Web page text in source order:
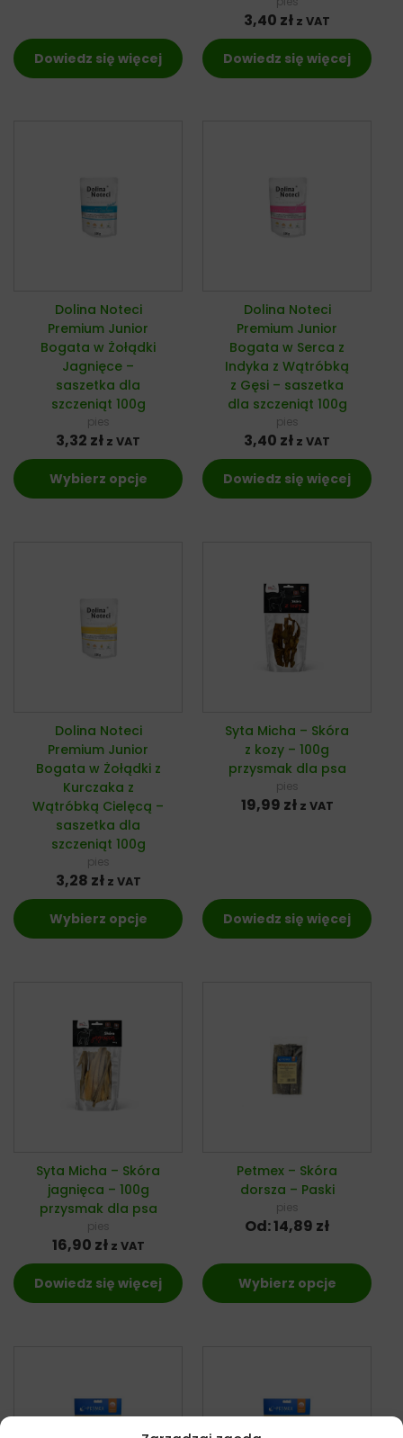
Dowiedz się więcej
3,40 zł z VAT
Dowiedz się więcej
Dolina Noteci
Premium Junior
Bogata w Żołądki
Jagnięce –
saszetka dla
szczeniąt 100g
pies
3,32 zł z VAT
Wybierz opcje
Dolina Noteci
Premium Junior
Bogata w Serca z
Indyka z Wątróbką
z Gęsi – saszetka
dla szczeniąt 100g
pies
3,40 zł z VAT
Dowiedz się więcej
Dolina Noteci
Premium Junior
Bogata w Żołądki z
Kurczaka z
Wątróbką Cielęcą –
saszetka dla
szczeniąt 100g
pies
3,28 zł z VAT
Wybierz opcje
Syta Micha – Skóra
z kozy – 100g
przysmak dla psa
pies
19,99 zł z VAT
Dowiedz się więcej
Syta Micha – Skóra
jagnięca – 100g
przysmak dla psa
pies
16,90 zł z VAT
Dowiedz się więcej
Petmex – Skóra
dorsza – Paski
pies
Od:14,89 zł
Wybierz opcje